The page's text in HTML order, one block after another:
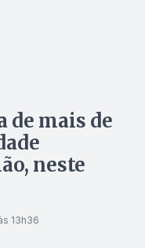
de mais de
neste
13h36